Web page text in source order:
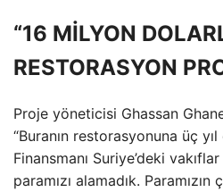
“16 MİLYON
RESTORASYON
Proje yöneticisi Ghassan
“Buranın restorasyonuna üç
Finansmanı Suriye’deki
paramızı alamadık.